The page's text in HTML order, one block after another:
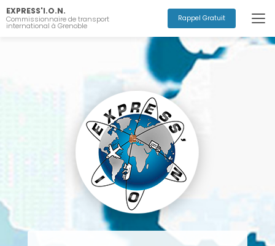
Aller
au
contenu
EXPRESS'I.O.N.
Commissionnaire de transport
international à Grenoble
Rappel Gratuit